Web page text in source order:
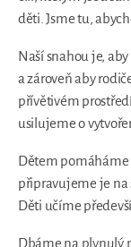
děti. Jsme tu,
Naší snahou je,
a zároveň aby
přívětivém
usilujeme o
Dětem pomáháme
připravujeme je na
Děti učíme
Dbáme na plynulý